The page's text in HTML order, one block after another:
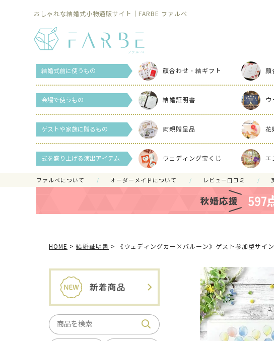
おしゃれな結婚式小物通販サイト｜FARBE ファルベ
結婚式前に使うもの 顔合わせ・結ギフト 顔
会場で使うもの 結婚証明書 ウ
ゲストや家族に贈るもの 両親贈呈品 花
式を盛り上げる演出アイテム ウェディング宝くじ エ
ファルべについて オーダーメイドについて レビュー口コミ
HOME 結婚証明書 《ウェディングカー×バルーン》ゲスト参加型サイ